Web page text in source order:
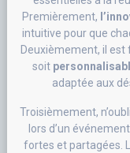
Premièrement,
intuitive pour que
Deuxièmement, il
soit
adaptée aux
Troisièmement,
lors d’un
fortes et partagées.